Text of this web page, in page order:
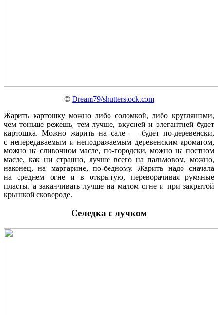
© Dream79/shutterstock.com
Жарить картошку можно либо соломкой, либо кругляшами,
чем тоньше режешь, тем лучше, вкусней и элегантней будет
картошка. Можно жарить на сале — будет по-деревенски,
с непередаваемым и неподражаемым деревенским ароматом,
можно на сливочном масле, по-городски, можно на постном
масле, как ни странно, лучше всего на пальмовом, можно,
наконец, на маргарине, по-бедному. Жарить надо сначала
на среднем огне и в открытую, переворачивая румяные
пласты, а заканчивать лучше на малом огне и при закрытой
крышкой сковороде.
Селедка с лучком